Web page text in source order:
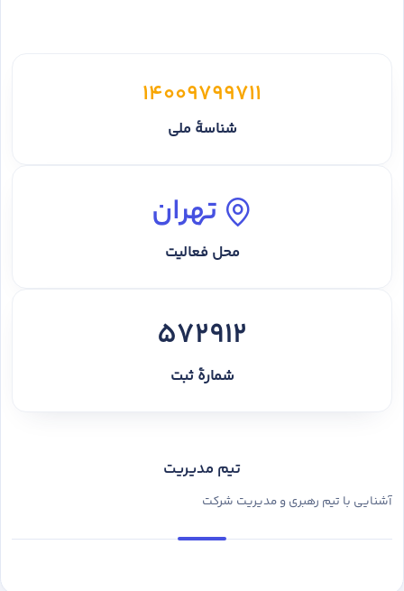
14009799711
شناسهٔ ملی
تهران
محل فعالیت
572912
شمارهٔ ثبت
تیم مدیریت
آشنایی با تیم رهبری و مدیریت شرکت